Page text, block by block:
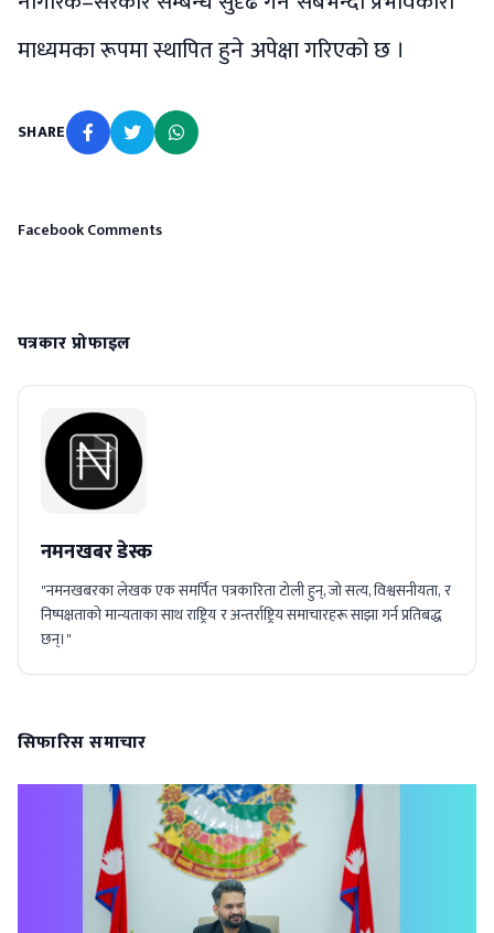
माध्यमका रूपमा स्थापित हुने अपेक्षा गरिएको छ ।
SHARE
Facebook Comments
पत्रकार प्रोफाइल
नमनखबर डेस्क
"नमनखबरका लेखक एक समर्पित पत्रकारिता टोली हुन्, जो सत्य, विश्वसनीयता, र
निष्पक्षताको मान्यताका साथ राष्ट्रिय र अन्तर्राष्ट्रिय समाचारहरू साझा गर्न प्रतिबद्ध
छन्।"
सिफारिस समाचार